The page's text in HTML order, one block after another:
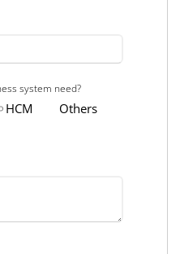
system need?
HCM Others